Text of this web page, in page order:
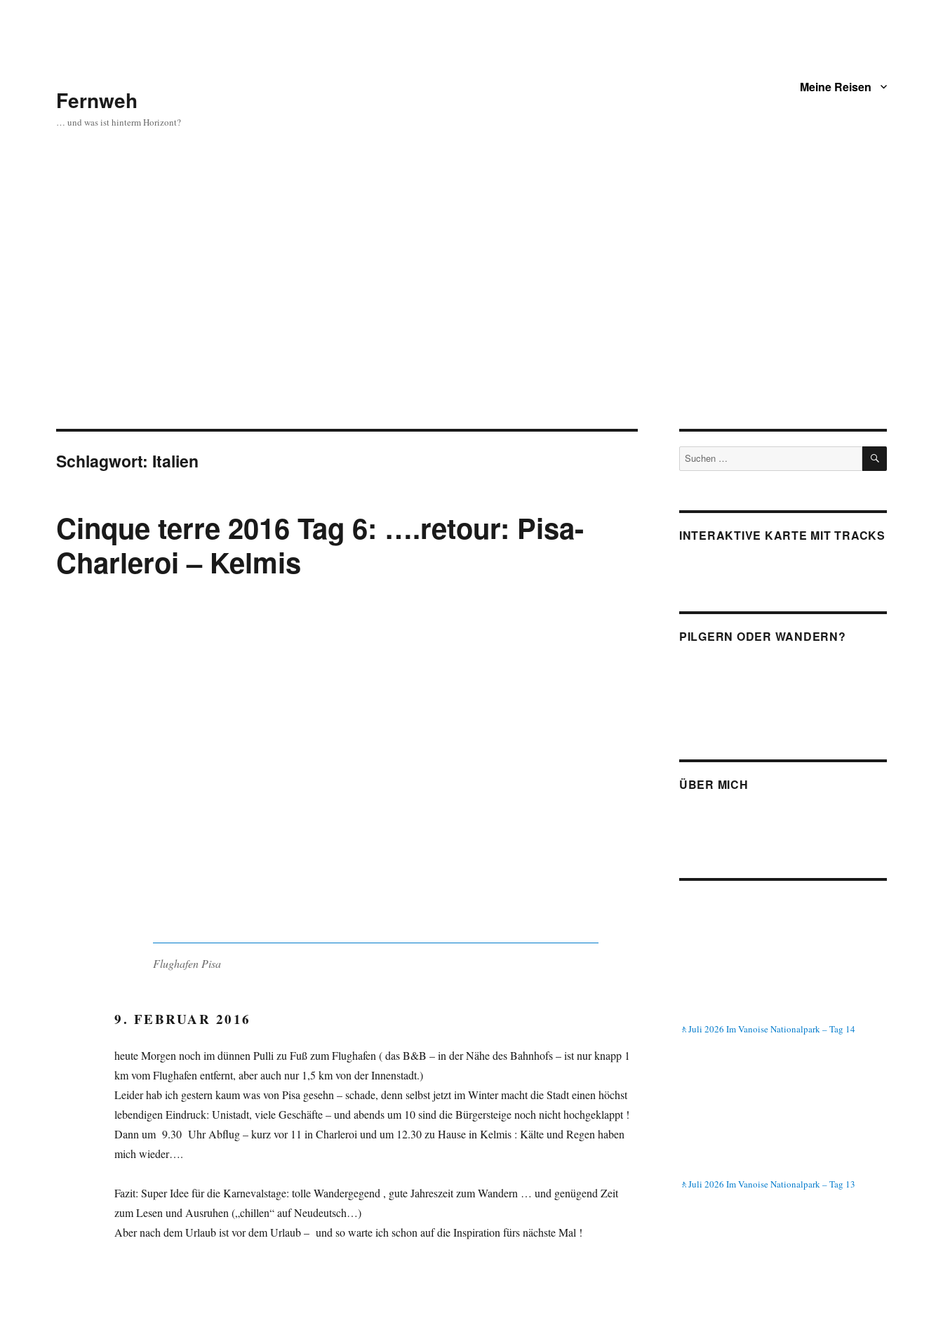
Fernweh
… und was ist hinterm Horizont?
Meine Reisen
Schlagwort: Italien
Cinque terre 2016 Tag 6: ….retour: Pisa-
Charleroi – Kelmis
Flughafen Pisa
9. FEBRUAR 2016
heute Morgen noch im dünnen Pulli zu Fuß zum Flughafen ( das B&B – in der Nähe des Bahnhofs – ist nur knapp 1
km vom Flughafen entfernt, aber auch nur 1,5 km von der Innenstadt.)
Leider hab ich gestern kaum was von Pisa gesehn – schade, denn selbst jetzt im Winter macht die Stadt einen höchst
lebendigen Eindruck: Unistadt, viele Geschäfte – und abends um 10 sind die Bürgersteige noch nicht hochgeklappt !
Dann um 9.30 Uhr Abflug – kurz vor 11 in Charleroi und um 12.30 zu Hause in Kelmis : Kälte und Regen haben
mich wieder….
Fazit: Super Idee für die Karnevalstage: tolle Wandergegend , gute Jahreszeit zum Wandern … und genügend Zeit
zum Lesen und Ausruhen („chillen“ auf Neudeutsch…)
Aber nach dem Urlaub ist vor dem Urlaub – und so warte ich schon auf die Inspiration fürs nächste Mal !
Suchen
nach:
SUCHEN
INTERAKTIVE KARTE MIT TRACKS
PILGERN ODER WANDERN?
ÜBER MICH
🚶Juli 2026 Im Vanoise Nationalpark – Tag 14
🚶Juli 2026 Im Vanoise Nationalpark – Tag 13